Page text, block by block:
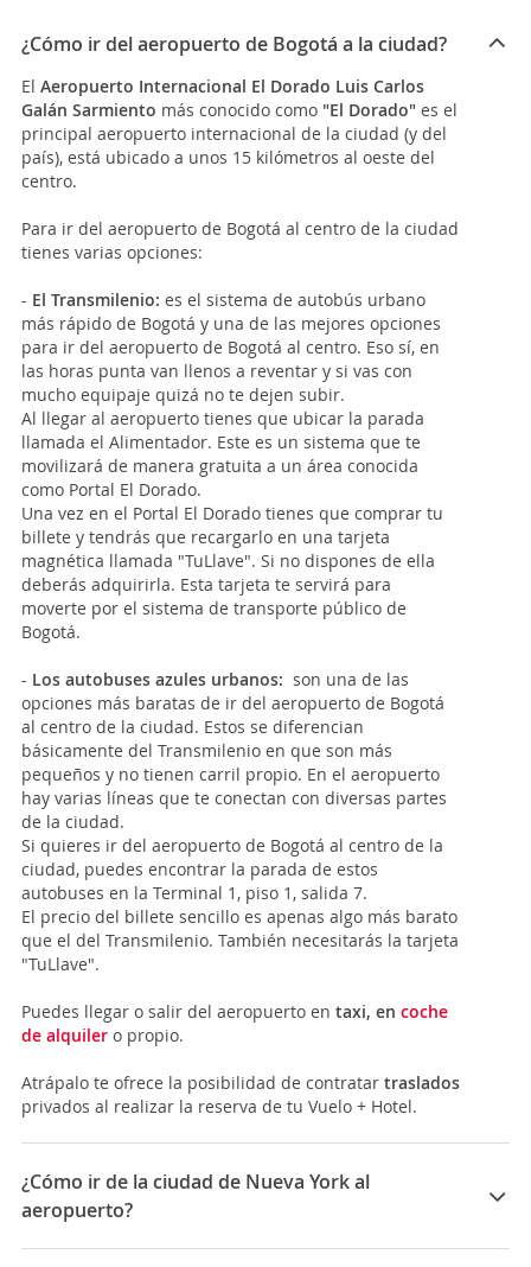
¿Cómo ir del aeropuerto de Bogotá a la ciudad?
El Aeropuerto Internacional El Dorado Luis Carlos
Galán Sarmiento más conocido como "El Dorado" es el
principal aeropuerto internacional de la ciudad (y del
país), está ubicado a unos 15 kilómetros al oeste del
centro.
Para ir del aeropuerto de Bogotá al centro de la ciudad
tienes varias opciones:
- El Transmilenio: es el sistema de autobús urbano
más rápido de Bogotá y una de las mejores opciones
para ir del aeropuerto de Bogotá al centro. Eso sí, en
las horas punta van llenos a reventar y si vas con
mucho equipaje quizá no te dejen subir.
Al llegar al aeropuerto tienes que ubicar la parada
llamada el Alimentador. Este es un sistema que te
movilizará de manera gratuita a un área conocida
como Portal El Dorado.
Una vez en el Portal El Dorado tienes que comprar tu
billete y tendrás que recargarlo en una tarjeta
magnética llamada "TuLlave". Si no dispones de ella
deberás adquirirla. Esta tarjeta te servirá para
moverte por el sistema de transporte público de
Bogotá.
- Los autobuses azules urbanos: son una de las
opciones más baratas de ir del aeropuerto de Bogotá
al centro de la ciudad. Estos se diferencian
básicamente del Transmilenio en que son más
pequeños y no tienen carril propio. En el aeropuerto
hay varias líneas que te conectan con diversas partes
de la ciudad.
Si quieres ir del aeropuerto de Bogotá al centro de la
ciudad, puedes encontrar la parada de estos
autobuses en la Terminal 1, piso 1, salida 7.
El precio del billete sencillo es apenas algo más barato
que el del Transmilenio. También necesitarás la tarjeta
"TuLlave".
Puedes llegar o salir del aeropuerto en taxi, en coche
de alquiler o propio.
Atrápalo te ofrece la posibilidad de contratar traslados
privados al realizar la reserva de tu Vuelo + Hotel.
¿Cómo ir de la ciudad de Nueva York al
aeropuerto?
La ciudad deNueva Yorkse nutre principalmente de 3